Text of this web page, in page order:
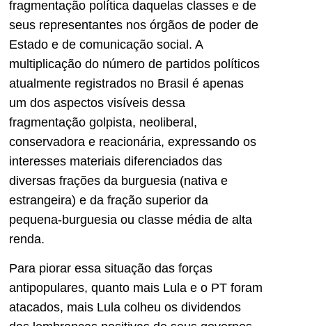
fragmentação política daquelas classes e de
seus representantes nos órgãos de poder de
Estado e de comunicação social. A
multiplicação do número de partidos políticos
atualmente registrados no Brasil é apenas
um dos aspectos visíveis dessa
fragmentação golpista, neoliberal,
conservadora e reacionária, expressando os
interesses materiais diferenciados das
diversas frações da burguesia (nativa e
estrangeira) e da fração superior da
pequena-burguesia ou classe média de alta
renda.
Para piorar essa situação das forças
antipopulares, quanto mais Lula e o PT foram
atacados, mais Lula colheu os dividendos